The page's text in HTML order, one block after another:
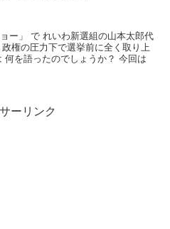
ー」 で れいわ新選組の山本太郎代
権の圧力下で選挙前に全く取り上
を語ったのでしょうか？ 今回は
ーリンク